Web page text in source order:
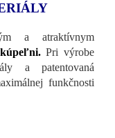
a atraktívnym
Pri výrobe
a patentovaná
funkčnosti